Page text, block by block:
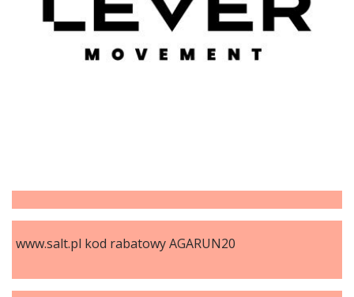
www.salt.pl kod rabatowy AGARUN20